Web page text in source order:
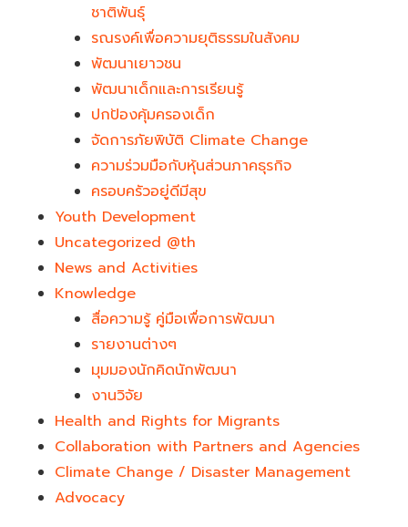
ชาติพันธุ์
รณรงค์เพื่อความยุติธรรมในสังคม
พัฒนาเยาวชน
พัฒนาเด็กและการเรียนรู้
ปกป้องคุ้มครองเด็ก
จัดการภัยพิบัติ Climate Change
ความร่วมมือกับหุ้นส่วนภาคธุรกิจ
ครอบครัวอยู่ดีมีสุข
Youth Development​
Uncategorized @th
News and Activities
Knowledge
สื่อความรู้ คู่มือเพื่อการพัฒนา
รายงานต่างๆ
มุมมองนักคิดนักพัฒนา
งานวิจัย
Health and Rights for Migrants
Collaboration with Partners and Agencies
Climate Change / Disaster Management
Advocacy